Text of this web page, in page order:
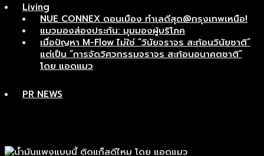
Living
NUE CONNEX ดอนเมือง ทำเลดีสุด@กรุงเทพเหนือ!
แมวมองส่องประกัน: มุมมองผู้บริโภค
เมื่อปัญหา M-Flow ไม่ใช่ “วินัยจราจร สะท้อนวินัยชาติ”
แต่เป็น “การจัดวิศวกรรมจราจร สะท้อนอนาคตชาติ”
โดย แอดแมว
PR NEWS